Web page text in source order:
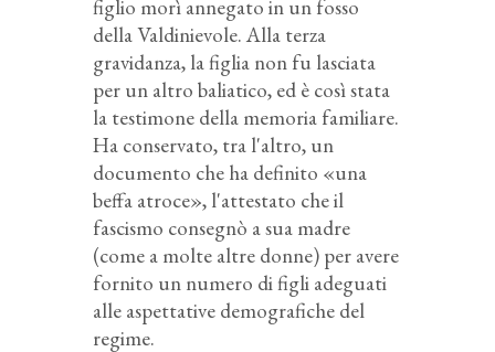
figlio morì annegato in un fosso
della Valdinievole. Alla terza
gravidanza, la figlia non fu lasciata
per un altro baliatico, ed è così stata
la testimone della memoria familiare.
Ha conservato, tra l'altro, un
documento che ha definito «una
beffa atroce», l'attestato che il
fascismo consegnò a sua madre
(come a molte altre donne) per avere
fornito un numero di figli adeguati
alle aspettative demografiche del
regime.